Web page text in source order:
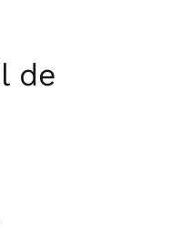
de